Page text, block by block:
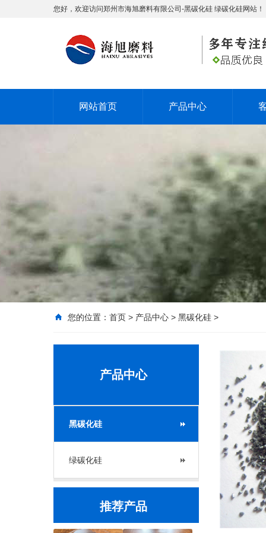
您好，欢迎访问郑州市海旭磨料有限公司-黑碳化硅 绿碳化硅网站！
网站首页 产品中心
您的位置： 首页 > 产品中心 > 黑碳化硅 >
产品中心
黑碳化硅
绿碳化硅
推荐产品